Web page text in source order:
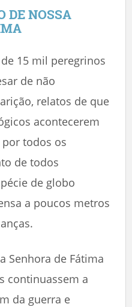
DE NOSSA
15 mil peregrinos
de não
relatos de que
acontecerem
todos os
de todos
de globo
a poucos metros
Senhora de Fátima
continuassem a
da guerra e